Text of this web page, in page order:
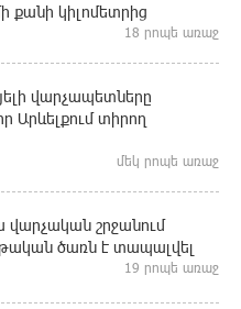
քանի կիլոմետրից
18 րոպե առաջ
վարչապետները
Արևելքում տիրող
մեկ րոպե առաջ
շրջանում
ծառն է տապալվել
19 րոպե առաջ